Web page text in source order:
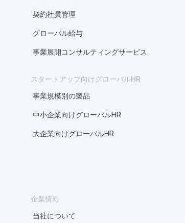
契約社員管理
グローバル給与
事業展開コンサルティングサービス
スタートアップ向けグローバルHR
事業規模別の製品
中小企業向けグローバルHR
大企業向けグローバルHR
企業情報
当社について